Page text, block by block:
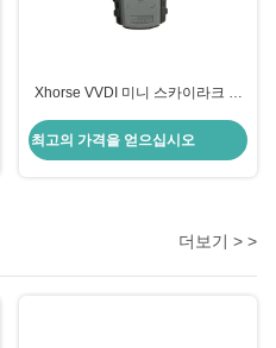
Xhorse VVDI 미니 스카이라크 장
최고의 가격을 얻으십시오
더보기 > >